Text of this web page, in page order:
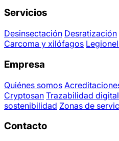
Servicios
Desinsectación Desratización
Carcoma y xilófagos
Empresa
Quiénes somos
Cryptosan Trazabilidad digital
sostenibilidad Zonas de
Contacto